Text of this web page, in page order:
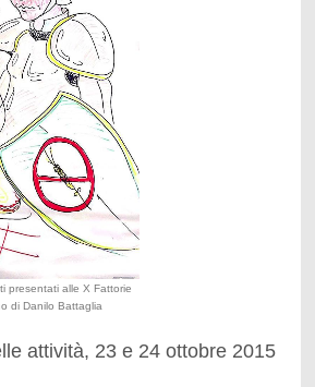
presentati alle X Fattorie
di Danilo Battaglia
attività, 23 e 24 ottobre 2015